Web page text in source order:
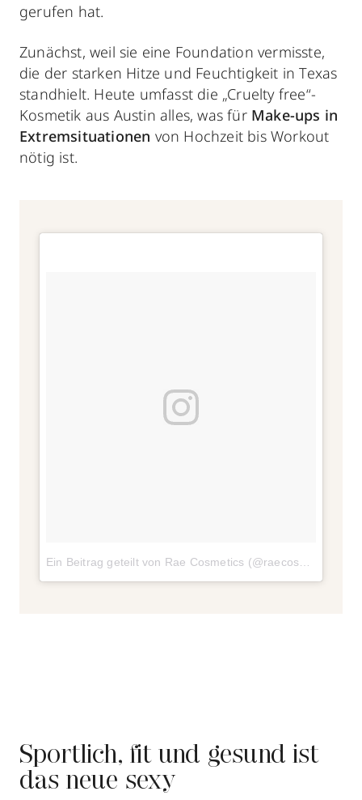
gerufen hat.
Zunächst, weil sie eine Foundation vermisste,
die der starken Hitze und Feuchtigkeit in Texas
standhielt. Heute umfasst die „Cruelty free“-
Kosmetik aus Austin alles, was für Make-ups in
Extremsituationen von Hochzeit bis Workout
nötig ist.
Sportlich, fit und gesund ist
das neue sexy